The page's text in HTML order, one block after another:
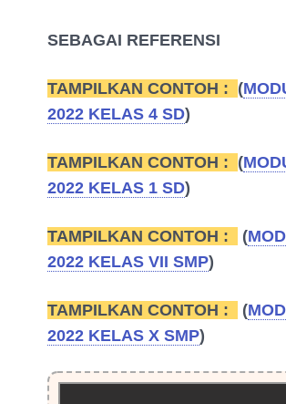
SEBAGAI REFERENSI
TAMPILKAN CONTOH : (
2022 KELAS 4 SD)
TAMPILKAN CONTOH : (
2022 KELAS 1 SD)
TAMPILKAN CONTOH : (
2022 KELAS VII SMP)
TAMPILKAN CONTOH : (
2022 KELAS X SMP)